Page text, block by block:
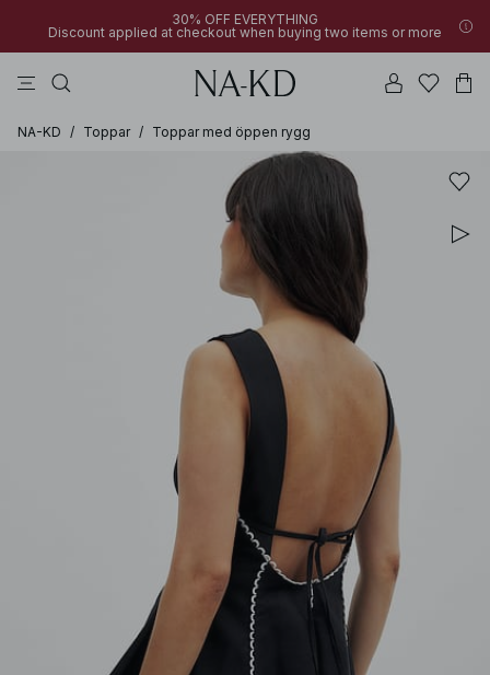
30% OFF EVERYTHING
Discount applied at checkout when buying two items or more
NA-KD / Toppar / Toppar med öppen rygg